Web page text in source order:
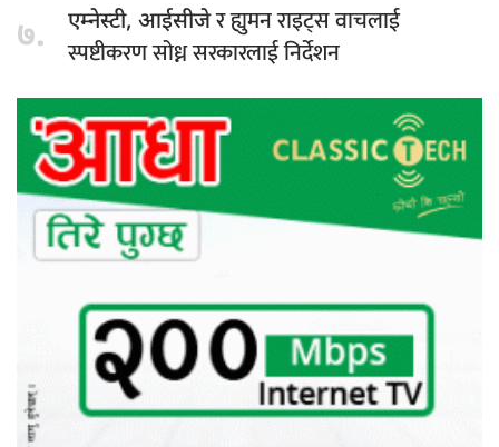
७. एम्नेस्टी, आईसीजेर ह्युमन राइट्स वाचलाई
स्पष्टीकरण सोध्न सरकारलाई निर्देशन